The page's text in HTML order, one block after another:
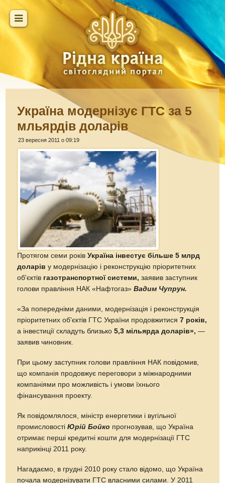
Україна модернізує ГТС за 5
мльярдів доларів
23 вересня 2011 о 09:19
Протягом семи роківУкраїна інвестує більше 5 млрд
доларів у модернізацію і реконструкцію пріоритетних
об'єктів газотранспортної системи, заявив заступник
голови правління НАК «Нафтогаз»Вадим Чупрун.
«За попередніми даними, модернізація і реконструкція
пріоритетних об'єктів ГТС України продовжитися7 років,
а інвестиції складуть близько5,3 мільярда доларів», —
заявив чиновник.
При цьому заступник голови правління НАК повідомив,
що компанія продовжує переговори з міжнародними
компаніями про можливість і умови їхнього
фінансування проекту.
Як повідомлялося, міністр енергетики і вугільної
промисловостіЮрій Бойко прогнозував, що Україна
отримає перші кредитні кошти для модернізації ГТС
наприкінці 2011 року.
Нагадаємо, в грудні 2010 року стало відомо, що Україна
почала модернізувати ГТС власними силами. У 2011